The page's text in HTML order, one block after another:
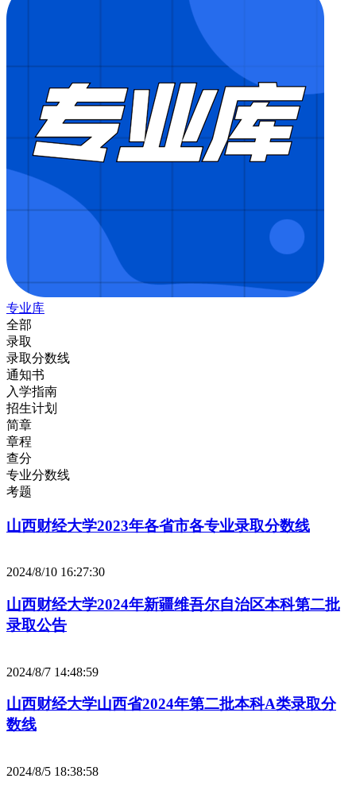
专业库
全部
录取
录取分数线
通知书
入学指南
招生计划
简章
章程
查分
专业分数线
考题
山西财经大学2023年各省市各专业录取分数线
2024/8/10 16:27:30
山西财经大学2024年新疆维吾尔自治区本科第二批
录取公告
2024/8/7 14:48:59
山西财经大学山西省2024年第二批本科A类录取分
数线
2024/8/5 18:38:58